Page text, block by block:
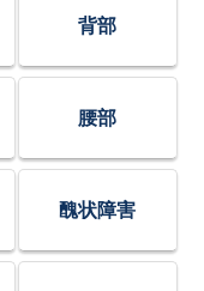
背部
腰部
醜状障害